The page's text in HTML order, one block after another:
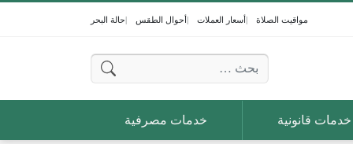
مواقيت الصلاة أسعار العملات أحوال الطقس حالة البحر
البحث عن:
خدمات قانونية خدمات مصرفية